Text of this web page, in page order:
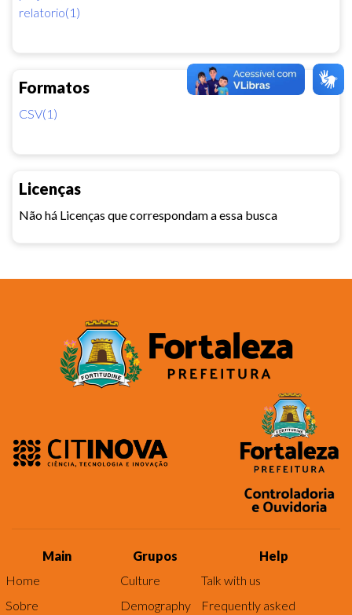
relatorio(1)
Formatos
CSV(1)
Licenças
Não há Licenças que correspondam a essa busca
Main
Home
Sobre
Grupos
Culture
Demography
Help
Talk with us
Frequently asked